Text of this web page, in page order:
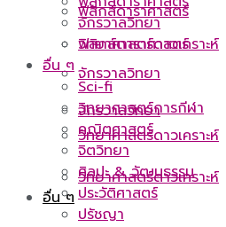
ฟิสิกส์ดาราศาสตร์
จักรวาลวิทยา
วิทยาศาสตร์ดาวเคราะห์
ฟิสิกส์ดาราศาสตร์
จักรวาลวิทยา
วิทยาศาสตร์ดาวเคราะห์
อื่น ๆ
จักรวาลวิทยา
วิทยาศาสตร์ดาวเคราะห์
อื่น ๆ
Sci-fi
วิทยาศาสตร์การกีฬา
คณิตศาสตร์
จิตวิทยา
ศิลปะ & วัฒนธรรม
ประวัติศาสตร์
ปรัชญา